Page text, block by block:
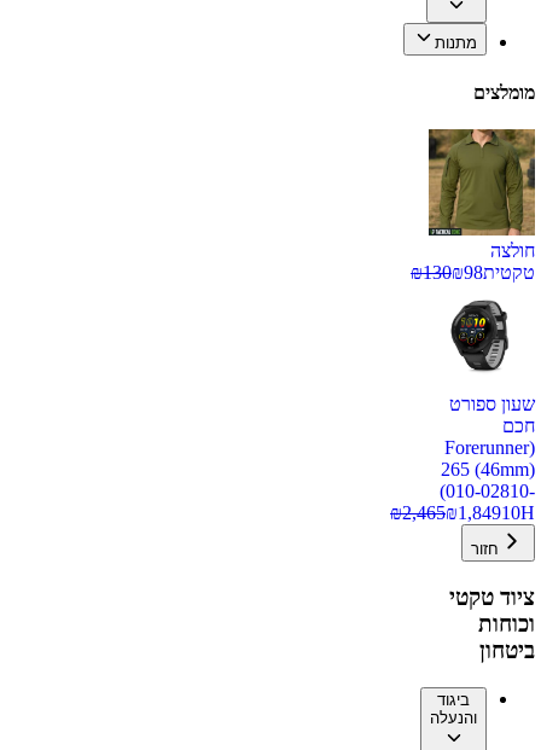
מתנות
מומלצים
חולצה
טקטית
₪98
₪130
שעון ספורט
חכם
(Forerunner
265 (46mm)
(010-02810-
10H
₪1,849
₪2,465
חזור
ציוד טקטי
וכוחות
ביטחון
ביגוד
והנעלה